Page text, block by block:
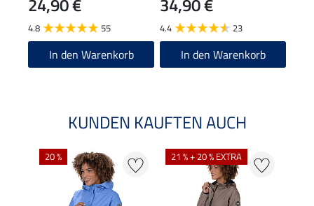
24,90 €
4.8 55
In den Warenkorb
34,90 €
4.4 23
In den Warenkorb
KUNDEN KAUFTEN AUCH
20 % 21 % + 20 % EXTRA